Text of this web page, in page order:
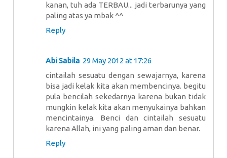
kanan, tuh ada TERBAU... jadi terbarunya yang
paling atas ya mbak ^^
Reply
Abi Sabila 29 May 2012 at 17:26
cintailah sesuatu dengan sewajarnya, karena
bisa jadi kelak kita akan membencinya. begitu
pula bencilah sekedarnya karena bukan tidak
mungkin kelak kita akan menyukainya bahkan
mencintainya. Benci dan cintailah sesuatu
karena Allah, ini yang paling aman dan benar.
Reply